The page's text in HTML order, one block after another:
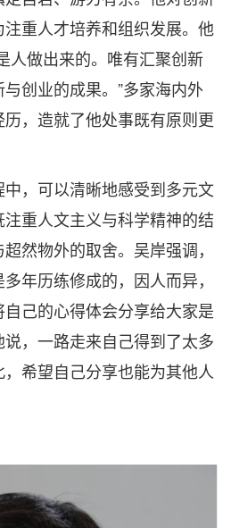
重人才培养和组织发展。他
人做出来的。唯有汇聚创新
创业的成果。”多家海内外
，造就了他处事既有原则更
，可以清晰地感受到多元文
重人文主义与科学精神的结
然物外的取舍。吴岸强调，
年历练修成的，因人而异，
己的心得体会分享给大家是
，一路走来自己得到了太多
希望自己分享也能为其他人